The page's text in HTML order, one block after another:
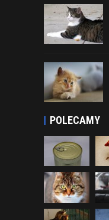
POLECAMY